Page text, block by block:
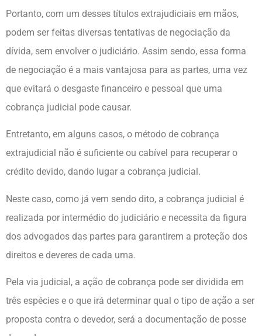
Portanto, com um desses títulos extrajudiciais em mãos,
podem ser feitas diversas tentativas de negociação da
dívida, sem envolver o judiciário. Assim sendo, essa forma
de negociação é a mais vantajosa para as partes, uma vez
que evitará o desgaste financeiro e pessoal que uma
cobrança judicial pode causar.
Entretanto, em alguns casos, o método de cobrança
extrajudicial não é suficiente ou cabível para recuperar o
crédito devido, dando lugar a cobrança judicial.
Neste caso, como já vem sendo dito, a cobrança judicial é
realizada por intermédio do judiciário e necessita da figura
dos advogados das partes para garantirem a proteção dos
direitos e deveres de cada uma.
Pela via judicial, a ação de cobrança pode ser dividida em
três espécies e o que irá determinar qual o tipo de ação a ser
proposta contra o devedor, será a documentação de posse